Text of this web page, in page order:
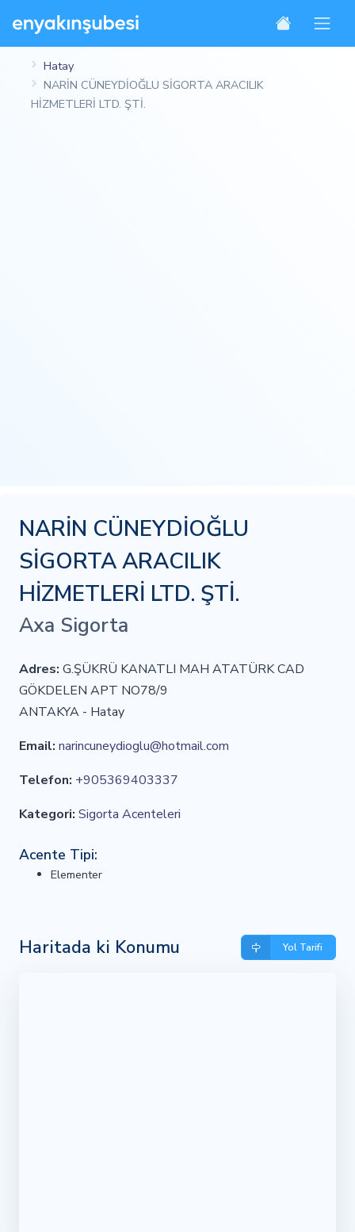
Hatay
NARİN CÜNEYDİOĞLU SİGORTA ARACILIK
HİZMETLERİ LTD. ŞTİ.
NARİN CÜNEYDİOĞLU
SİGORTA ARACILIK
HİZMETLERİ LTD. ŞTİ.
Axa Sigorta
Adres: G.ŞÜKRÜ KANATLI MAH ATATÜRK CAD
GÖKDELEN APT NO78/9
ANTAKYA - Hatay
Email: narincuneydioglu@hotmail.com
Telefon: +905369403337
Kategori: Sigorta Acenteleri
Acente Tipi:
Elementer
Haritada ki Konumu Yol Tarifi